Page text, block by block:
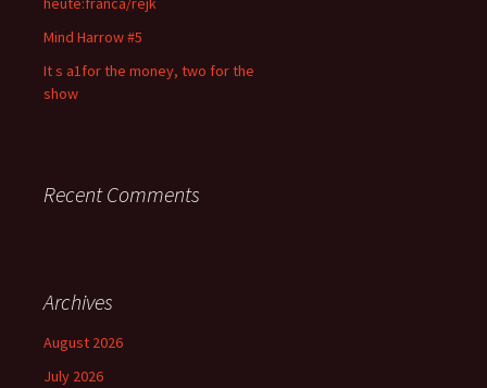
Mind Harrow #5
It s a1for the money, two for the
show
Recent Comments
Archives
August 2026
July 2026